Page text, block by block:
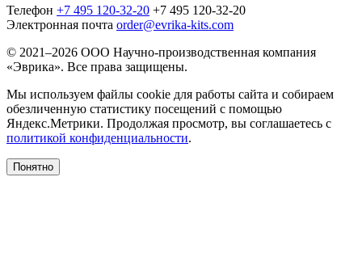
Телефон +7 495 120-32-20 +7 495 120-32-20
Электронная почта order@evrika-kits.com
© 2021–2026 ООО Научно-производственная компания
«Эврика». Все права защищены.
Мы используем файлы cookie для работы сайта и собираем
обезличенную статистику посещений с помощью
Яндекс.Метрики. Продолжая просмотр, вы соглашаетесь с
политикой конфиденциальности.
Понятно